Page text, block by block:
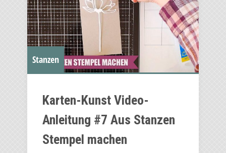
Stanzen
Karten-Kunst Video-
Anleitung #7 Aus Stanzen
Stempel machen